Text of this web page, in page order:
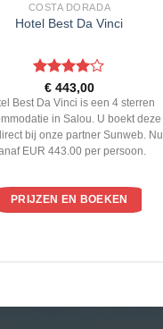
COSTA DORADA
Hotel Best Da Vinci
Gewaardeerd
4uit 5
€443,00
Best Da Vinci is een 4 sterren
in Salou. U boekt deze
bij onze partner Sunweb. Nu
EUR 443.00 per persoon.
PRIJZEN EN BOEKEN